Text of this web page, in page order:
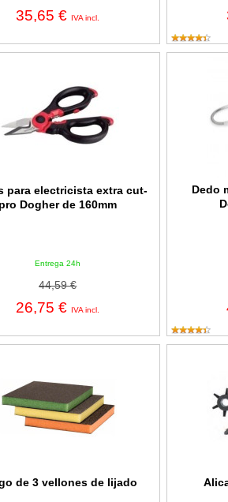
35,65 € IVA incl.
para electricista extra cut-
pro Dogher de 160mm
Entrega 24h
44,59 €
26,75 € IVA incl.
electricista extra cut-pro Dogher de
Dedo
de 3 vellones de lijado